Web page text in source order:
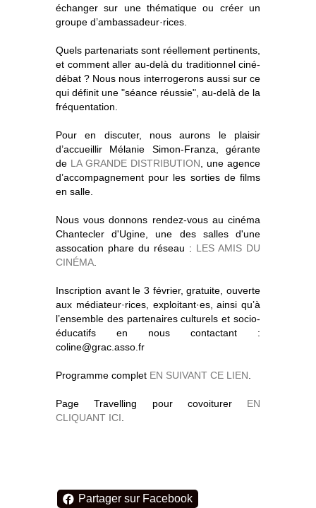
échanger sur une thématique ou créer un
groupe d’ambassadeur·rices.
Quels partenariats sont réellement pertinents,
et comment aller au-delà du traditionnel ciné-
débat ? Nous nous interrogerons aussi sur ce
qui définit une "séance réussie", au-delà de la
fréquentation.
Pour en discuter, nous aurons le plaisir
d’accueillir Mélanie Simon-Franza, gérante
de LA GRANDE DISTRIBUTION , une agence
d’accompagnement pour les sorties de films
en salle.
Nous vous donnons rendez-vous au cinéma
Chantecler d'Ugine, une des salles d'une
assocation phare du réseau : LES AMIS DU
CINÉMA
Inscription avant le 3 février, gratuite, ouverte
aux médiateur·rices, exploitant·es, ainsi qu’à
l’ensemble des partenaires culturels et socio-
éducatifs en nous contactant :
coline@grac.asso.fr
Programme complet EN SUIVANT CE LIEN
Page Travelling pour covoiturer EN
CLIQUANT ICI
Partager sur Facebook